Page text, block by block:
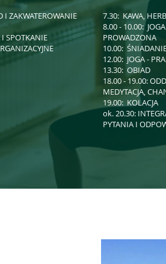
I ZAKWATEROWANIE
SPOTKANIE
7.30: KAWA,
8.00 - 10.00:
PROWADZONA
10.00:
12.00: JOGA -
13.30: OBIAD
18.00 - 19.00:
MEDYTACJA,
19.00: KOLACJA
ok. 20.30:
PYTANIA I